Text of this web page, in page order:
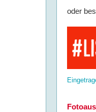
oder